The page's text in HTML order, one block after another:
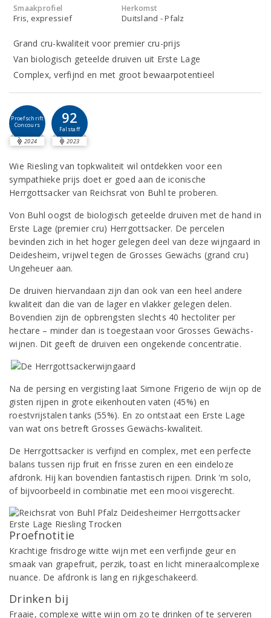
Smaakprofiel
Fris, expressief
Herkomst
Duitsland - Pfalz
Grand cru-kwaliteit voor premier cru-prijs
Van biologisch geteelde druiven uit Erste Lage
Complex, verfijnd en met groot bewaarpotentieel
Proefschrift
Concours
2024
92
Falstaff
2023
Wie Riesling van topkwaliteit wil ontdekken voor een
sympathieke prijs doet er goed aan de iconische
Herrgottsacker van Reichsrat von Buhl te proberen.
Von Buhl oogst de biologisch geteelde druiven met de hand in
Erste Lage (premier cru) Herrgottsacker. De percelen
bevinden zich in het hoger gelegen deel van deze wijngaard in
Deidesheim, vrijwel tegen de Grosses Gewächs (grand cru)
Ungeheuer aan.
De druiven hiervandaan zijn dan ook van een heel andere
kwaliteit dan die van de lager en vlakker gelegen delen.
Bovendien zijn de opbrengsten slechts 40 hectoliter per
hectare – minder dan is toegestaan voor Grosses Gewächs-
wijnen. Dit geeft de druiven een ongekende concentratie.
Na de persing en vergisting laat Simone Frigerio de wijn op de
gisten rijpen in grote eikenhouten vaten (45%) en
roestvrijstalen tanks (55%). En zo ontstaat een Erste Lage
van wat ons betreft Grosses Gewächs-kwaliteit.
De Herrgottsacker is verfijnd en complex, met een perfecte
balans tussen rijp fruit en frisse zuren en een eindeloze
afdronk. Hij kan bovendien fantastisch rijpen. Drink 'm solo,
of bijvoorbeeld in combinatie met een mooi visgerecht.
Proefnotitie
Krachtige frisdroge witte wijn met een verfijnde geur en
smaak van grapefruit, perzik, toast en licht mineraalcomplexe
nuance. De afdronk is lang en rijkgeschakeerd.
Drinken bij
Fraaie, complexe witte wijn om zo te drinken of te serveren